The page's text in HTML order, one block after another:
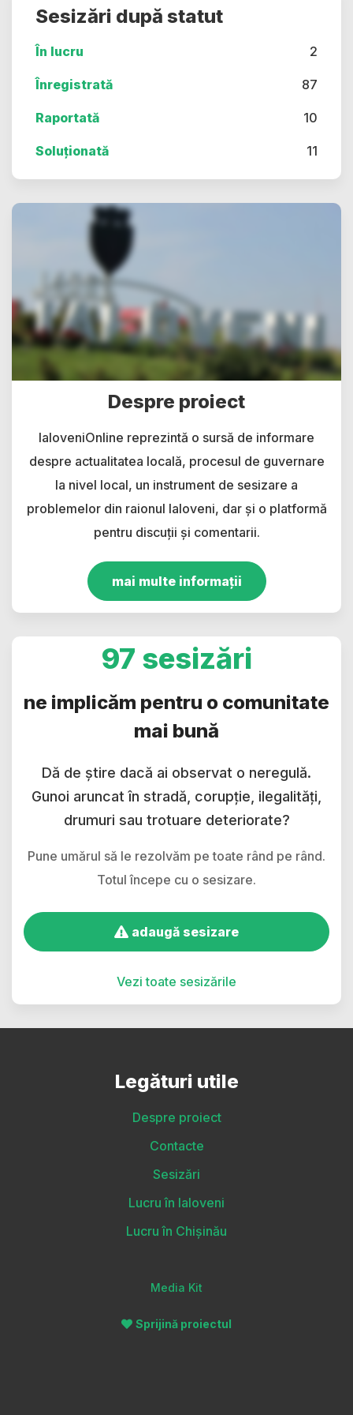
Sesizări după statut
În lucru 2
Înregistrată 87
Raportată 10
Soluționată 11
Despre proiect
IaloveniOnline reprezintă o sursă de informare
despre actualitatea locală, procesul de guvernare
la nivel local, un instrument de sesizare a
problemelor din raionul Ialoveni, dar și o platformă
pentru discuții și comentarii.
mai multe informații
97 sesizări
ne implicăm pentru o comunitate
mai bună
Dă de știre dacă ai observat o neregulă.
Gunoi aruncat în stradă, corupție, ilegalități,
drumuri sau trotuare deteriorate?
Pune umărul să le rezolvăm pe toate rând pe rând.
Totul începe cu o sesizare.
adaugă sesizare
Vezi toate sesizările
Legături utile
Despre proiect
Contacte
Sesizări
Lucru în Ialoveni
Lucru în Chișinău
Media Kit
Sprijină proiectul